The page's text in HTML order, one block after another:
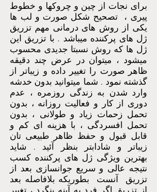
برای نجات از چین و چروکها و خطوط
پیری ، تصحیح شکل صورت و لب ها
یکی از روش های درمانی مهم تزریق
ژل های پرکننده میباشد . با تزریق این
ژل ها که روش نسبتا جدیدی محسوب
میشود ، میتوان در عرض چند دقیقه
ظاهر صورت را تغییر داده و زیباتر از
گذشته نمود . شما میتوانید بدون خدشه
وارد شدن به زندگی روزمره ، عدم
دوری از کار و فعالیت روزانه ، بدون
تحمل زحمات زیاد و طولانی ، بدون
تحمل افسردگی ، با هزینه ای کم و
قابل قبول و حفظ ظاهر طبیعی تان
زیباتر و شادابتر بنظر آئید . شاید
بهترین ویژگی ژل های پرکننده کسب
نتیجه عالی و سریع جوانسازی بعد از
تزریق آنست بطوریکه بلافاصله بعد